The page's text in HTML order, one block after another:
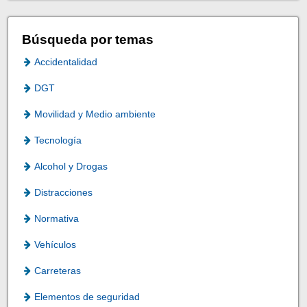
Búsqueda por temas
Accidentalidad
DGT
Movilidad y Medio ambiente
Tecnología
Alcohol y Drogas
Distracciones
Normativa
Vehículos
Carreteras
Elementos de seguridad